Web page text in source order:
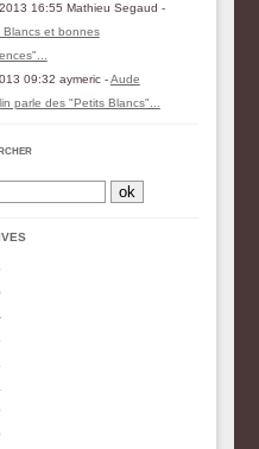
16:55 Mathieu Segaud -
Blancs et bonnes
09:32 aymeric -Aude
parle des "Petits Blancs"...